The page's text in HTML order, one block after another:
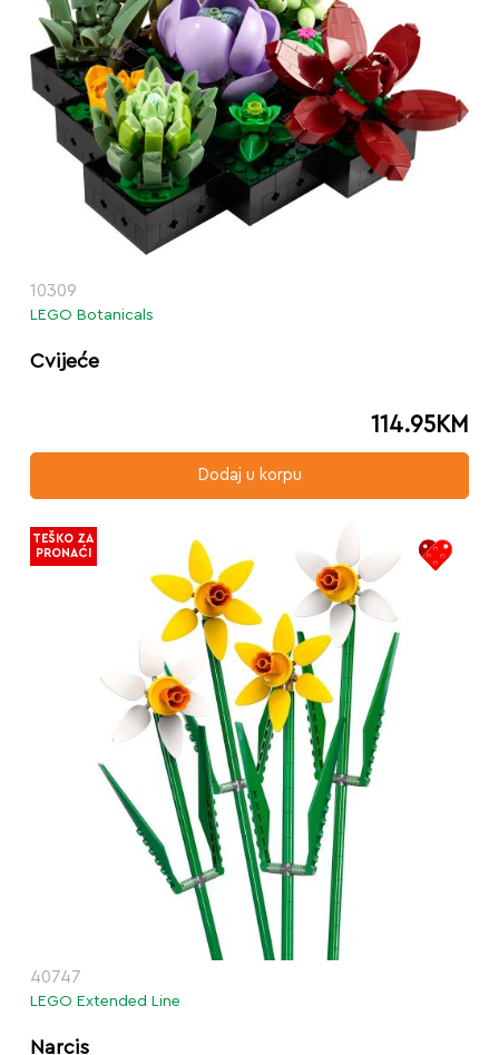
10309
LEGO Botanicals
Cvijeće
114.95KM
Dodaj u korpu
40747
LEGO Extended Line
Narcis
TEŠKO ZA
PRONAĆI